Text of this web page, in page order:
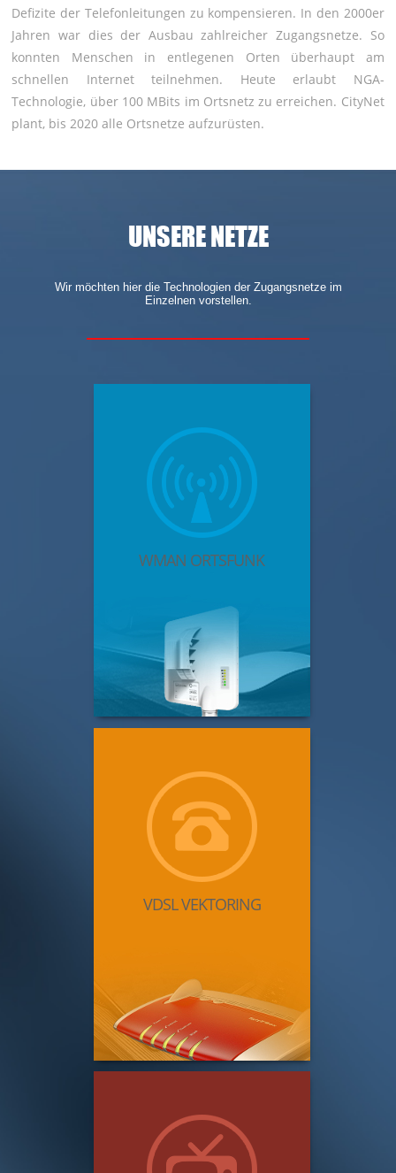
Defizite der Telefonleitungen zu kompensieren. In den 2000er
Jahren war dies der Ausbau zahlreicher Zugangsnetze. So
konnten Menschen in entlegenen Orten überhaupt am
schnellen Internet teilnehmen. Heute erlaubt NGA-
Technologie, über 100 MBits im Ortsnetz zu erreichen. CityNet
plant, bis 2020 alle Ortsnetze aufzurüsten.
UNSERE NETZE
Wir möchten hier die Technologien der Zugangsnetze im
Einzelnen vorstellen.
WMAN ORTSFUNK
VDSL VEKTORING